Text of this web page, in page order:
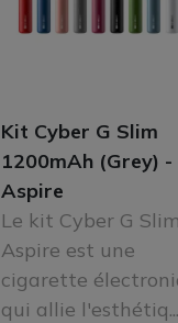
Kit Cyber G Slim
1200mAh (Grey) -
Aspire
Le kit Cyber G Slim
Aspire est une
cigarette
qui allie l'esthétiq...